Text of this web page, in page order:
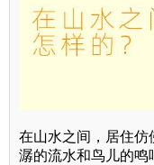
在山水之间，居住仿
潺的流水和鸟儿的鸣